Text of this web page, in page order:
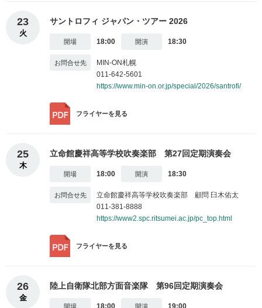
23
火
サントロフィ ジャパン・ツアー 2026
18:00 18:30
MIN-ON札幌
011-642-5601
https://www.min-on.or.jp/special/2026/santrofi/
フライヤーを見る
25
木
立命館慶祥高等学校吹奏楽部 第27回定期演奏会
18:00 18:30
立命館慶祥高等学校吹奏楽部 顧問 臼木佑太
011-381-8888
https://www2.spc.ritsumei.ac.jp/pc_top.html
フライヤーを見る
26
金
陸上自衛隊北部方面音楽隊 第96回定期演奏会
18:00 19:00